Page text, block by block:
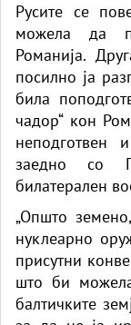
Русите се
можела да
Романија.
посилно ја
била
чадор“ кон
неподготвен
заедно со
билатерален
„Општо
нуклеарно
присутни
што би
балтичките